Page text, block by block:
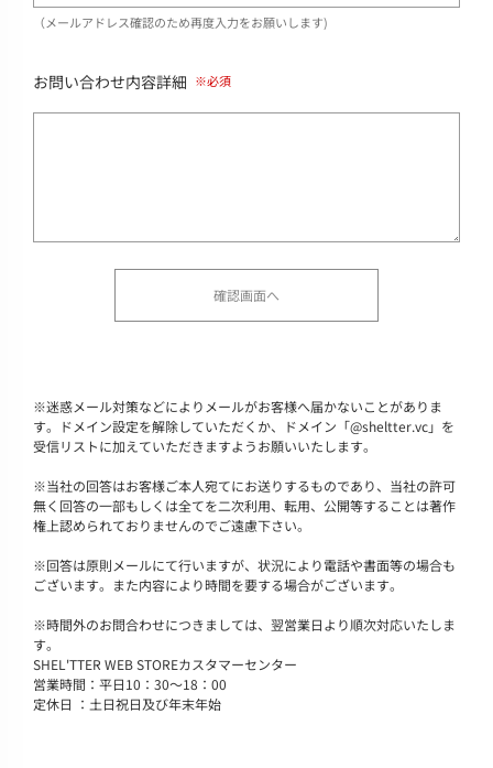
（メールアドレス確認のため再度入力をお願いします)
お問い合わせ内容詳細
※迷惑メール対策などによりメールがお客様へ届かないことがありま
す。ドメイン設定を解除していただくか、ドメイン「@sheltter.vc」を
受信リストに加えていただきますようお願いいたします。
※当社の回答はお客様ご本人宛てにお送りするものであり、当社の許可
無く回答の一部もしくは全てを二次利用、転用、公開等することは著作
権上認められておりませんのでご遠慮下さい。
※回答は原則メールにて行いますが、状況により電話や書面等の場合も
ございます。また内容により時間を要する場合がございます。
※時間外のお問合わせにつきましては、翌営業日より順次対応いたしま
す。
SHEL'TTER WEB STOREカスタマーセンター
営業時間：平日10：30～18：00
定休日 ：土日祝日及び年末年始